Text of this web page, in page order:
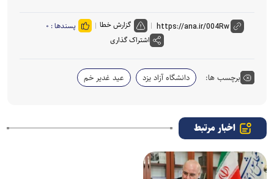
گزارش خطا پسندها : ۰
اشتراک گذاری
برچسب ها: دانشگاه آزاد یزد عید غدیر خم
اخبار مرتبط